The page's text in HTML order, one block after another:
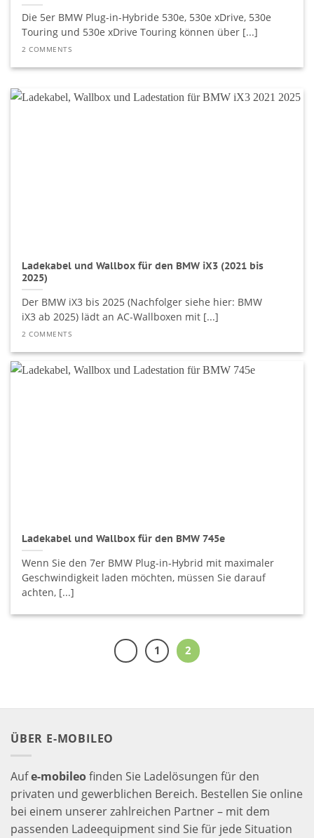
Die 5er BMW Plug-in-Hybride 530e, 530e xDrive, 530e
Touring und 530e xDrive Touring können über [...]
2 COMMENTS
Ladekabel und Wallbox für den BMW iX3 (2021 bis
2025)
Der BMW iX3 bis 2025 (Nachfolger siehe hier: BMW
iX3 ab 2025) lädt an AC-Wallboxen mit [...]
2 COMMENTS
Ladekabel und Wallbox für den BMW 745e
Wenn Sie den 7er BMW Plug-in-Hybrid mit maximaler
Geschwindigkeit laden möchten, müssen Sie darauf
achten, [...]
1 2
ÜBER E-MOBILEO
Aufe-mobileofinden Sie Ladelösungen für den
privaten und gewerblichen Bereich. Bestellen Sie online
bei einem unserer zahlreichen Partner – mit dem
passenden Ladeequipment sind Sie für jede Situation